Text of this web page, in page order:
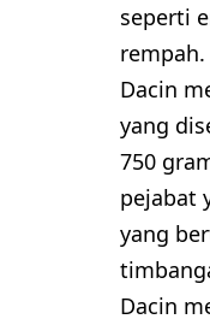
seperti
rempah.
Dacin
yang
750
pejabat
yang
Dacin